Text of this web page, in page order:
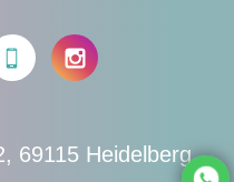
69115 Heidelberg